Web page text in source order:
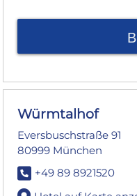
Würmtalhof
Eversbuschstraße 91
80999 München
+49 89 8921520